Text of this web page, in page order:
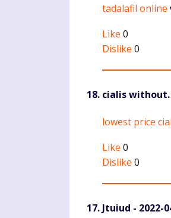
tadalafil online
Like 0
Dislike 0
cialis
lowest price
Like 0
Dislike 0
Jtuiud - 2022-